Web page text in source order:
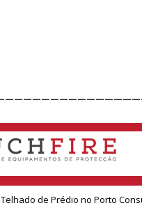
Telhado de Prédio no Porto